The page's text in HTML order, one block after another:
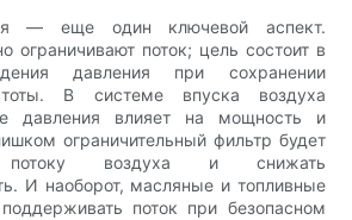
— еще один ключевой аспект.
ограничивают поток; цель состоит в
давления при сохранении
В системе впуска воздуха
давления влияет на мощность и
ограничительный фильтр будет
потоку воздуха и снижать
И наоборот, масляные и топливные
поток при безопасном